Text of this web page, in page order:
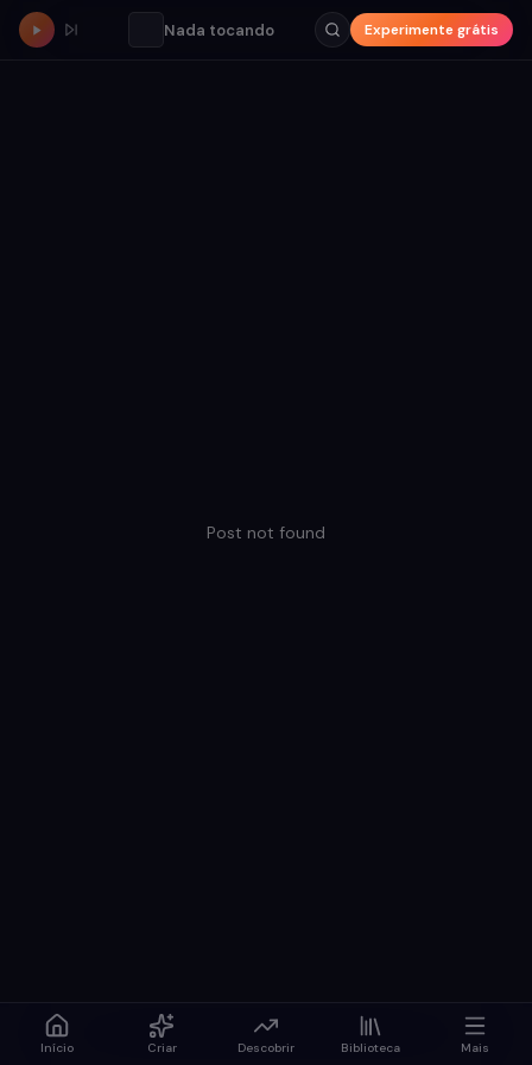
Nada tocando Experimente grátis
Post not found
Início Criar Descobrir Biblioteca Mais